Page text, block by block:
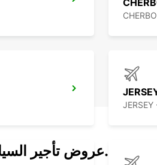
عروض تأجير السيارات والحافلات اليوم.